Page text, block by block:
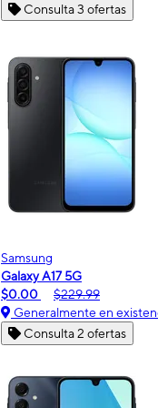
Consulta 3 ofertas
Samsung
Galaxy A17 5G
$0.00
$229.99
Generalmente en
Consulta 2 ofertas